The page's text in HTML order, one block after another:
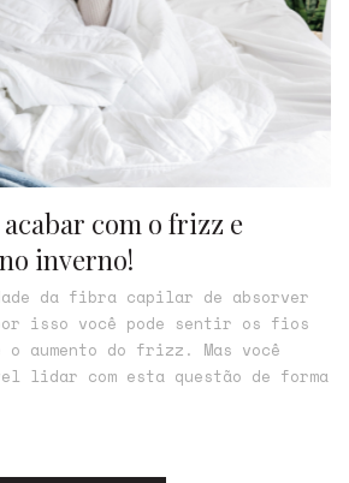
com o frizz e
inverno!
da fibra capilar de absorver
isso você pode sentir os fios
o aumento do frizz. Mas você
lidar com esta questão de forma